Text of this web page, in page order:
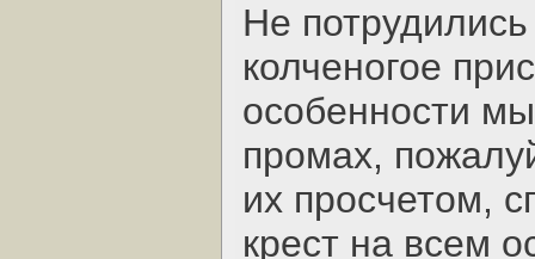
Не
колченогое
особенности
промах,
их просчетом,
крест на всем